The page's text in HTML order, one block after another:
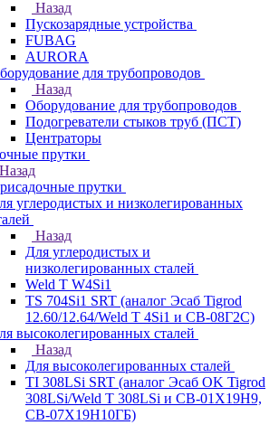
Назад
Пускозарядные устройства
FUBAG
AURORA
для трубопроводов
Назад
Оборудование для трубопроводов
Подогреватели стыков труб (ПСТ)
Центраторы
прутки
Назад
прутки
углеродистых и низколегированных
Назад
Для углеродистых и
низколегированных сталей
Weld T W4Si1
TS 704Si1 SRT (аналог Эсаб Tigrod
12.60/12.64/Weld T 4Si1 и СВ-08Г2С)
высоколегированных сталей
Назад
Для высоколегированных сталей
TI 308LSi SRT (аналог Эсаб OK Tigrod
308LSi/Weld T 308LSi и СВ-01Х19Н9,
СВ-07Х19Н10ГБ)